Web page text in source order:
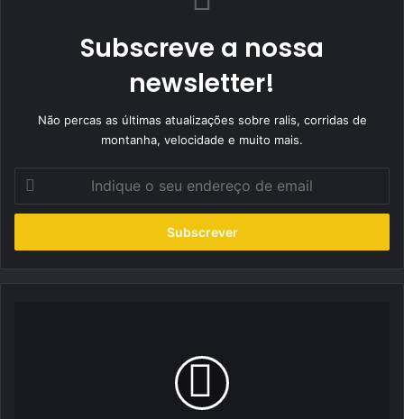
Subscreve a nossa
newsletter!
Não percas as últimas atualizações sobre ralis, corridas de
montanha, velocidade e muito mais.
seu
de